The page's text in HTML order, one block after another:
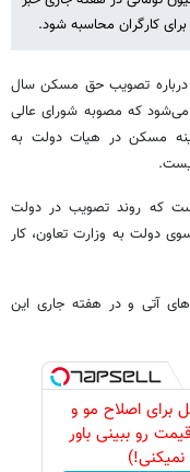
کارگران محاسبه شود.
درباره تصویب حق مسکن سال
می‌شود که مصوبه شورای عالی
کمک هزینه مسکن در هیات دولت به
که روند تصویب در دولت
دولت به وزارت تعاون، کار
آتی و در هفته جاری این
برای اصلاح مو و
رو ببینی باور
نمیکنی!)